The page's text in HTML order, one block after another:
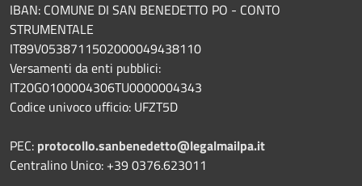
IBAN: COMUNE DI SAN BENEDETTO PO - CONTO
STRUMENTALE
IT89V0538711502000049438110
Versamenti da enti pubblici:
IT20G0100004306TU0000004343
Codice univoco ufficio: UFZT5D
PEC: protocollo.sanbenedetto@legalmailpa.it
Centralino Unico: +39 0376.623011